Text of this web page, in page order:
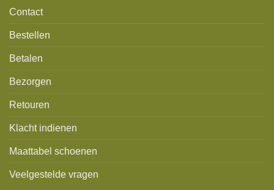
Contact
Bestellen
Betalen
Bezorgen
Retouren
Klacht indienen
Maattabel schoenen
Veelgestelde vragen